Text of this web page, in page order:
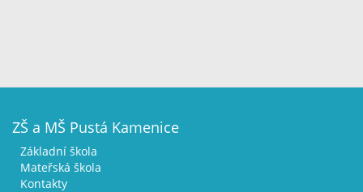
ZŠ a MŠ Pustá Kamenice
Základní škola
Mateřská škola
Kontakty